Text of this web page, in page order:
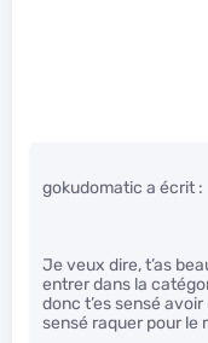
gokudomatic a écrit :
Je veux dire, t’as
entrer dans la
donc t’es sensé
sensé raquer pour le